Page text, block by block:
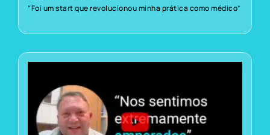
“Foi um start que revolucionou minha prática como médico”